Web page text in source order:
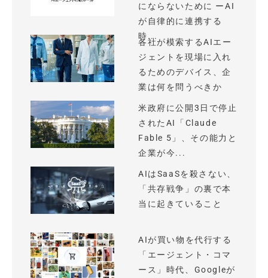
にならないために ーAI
が自律的に連携する
時...
各社が模索するAIエー
ジェントを現場に入れ
るためのデバイス、企
業は何を問うべきか
米政府に公開3日で停止
されたAI「Claude
Fable 5」、その能力と
企業が今...
AIはSaaSを殺さない、
「共存戦争」の裏で本
当に起きていること
AIが買い物を代行する
「エージェント・コマ
ース」時代、Googleが